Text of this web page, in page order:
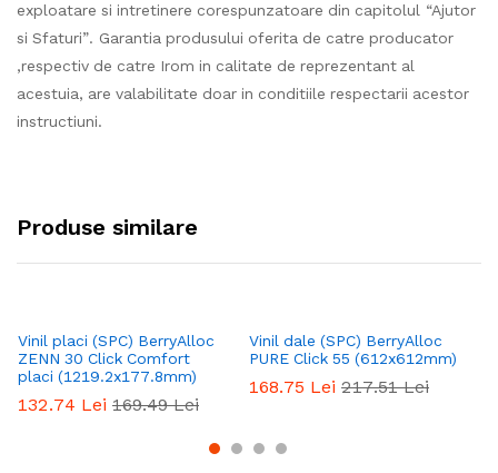
exploatare si intretinere corespunzatoare din capitolul “Ajutor
si Sfaturi”. Garantia produsului oferita de catre producator
,respectiv de catre Irom in calitate de reprezentant al
acestuia, are valabilitate doar in conditiile respectarii acestor
instructiuni.
Produse similare
Vinil placi (SPC) BerryAlloc
ZENN 30 Click Comfort
placi (1219.2x177.8mm)
132.74 Lei 169.49 Lei
Vinil dale (SPC) BerryAlloc
PURE Click 55 (612x612mm)
168.75 Lei 217.51 Lei